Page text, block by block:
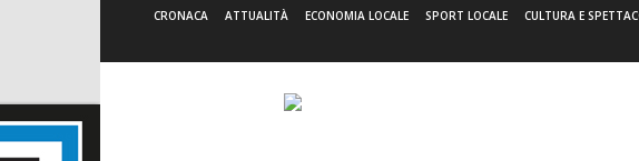
CRONACA ATTUALITÀ ECONOMIA LOCALE SPORT LOCALE CULTURA E